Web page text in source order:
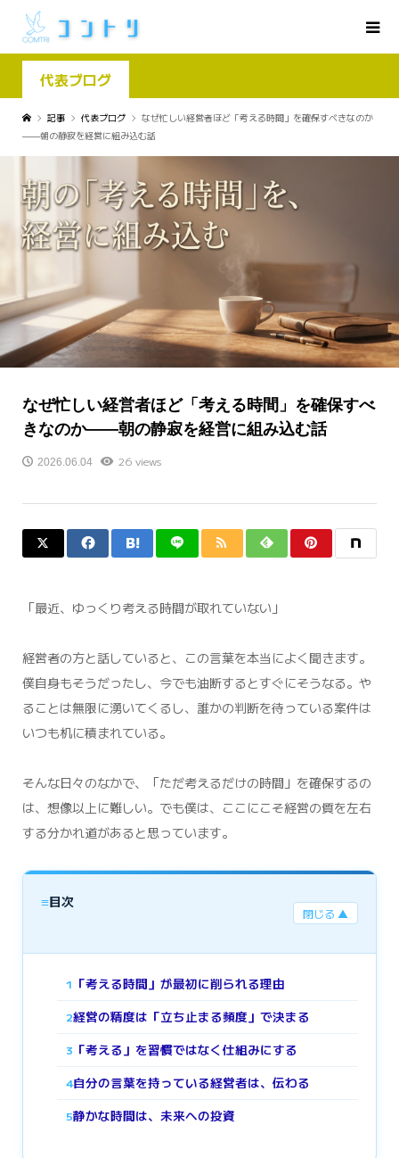
代表ブログ
記事 代表ブログ
なぜ忙しい経営者ほど「考える時間」を確保すべきなのか
——朝の静寂を経営に組み込む話
なぜ忙しい経営者ほど「考える時間」を確保すべ
きなのか——朝の静寂を経営に組み込む話
2026.06.04 26 views
「最近、ゆっくり考える時間が取れていない」
経営者の方と話していると、この言葉を本当によく聞きます。
僕自身もそうだったし、今でも油断するとすぐにそうなる。や
ることは無限に湧いてくるし、誰かの判断を待っている案件は
いつも机に積まれている。
そんな日々のなかで、「ただ考えるだけの時間」を確保するの
は、想像以上に難しい。でも僕は、ここにこそ経営の質を左右
する分かれ道があると思っています。
≡目次
閉じる ▲
1 「考える時間」が最初に削られる理由
2経営の精度は「立ち止まる頻度」で決まる
3 「考える」を習慣ではなく仕組みにする
4自分の言葉を持っている経営者は、伝わる
5静かな時間は、未来への投資